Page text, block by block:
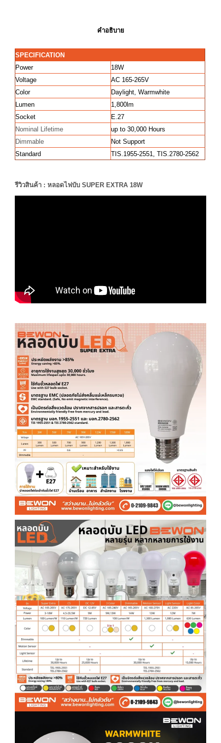
คำอธิบาย
SPECIFICATION
Power
18W
Voltage
AC 165-265V
Color
Daylight, Warmwhite
Lumen
1,800lm
Socket
E.27
Nominal Lifetime
up to 30,000 Hours
Dimmable
Not Support
Standard
TIS.1955-2551, TIS.2780-2562
รีวิวสินค้า : หลอดไฟบับ SUPER EXTRA 18W